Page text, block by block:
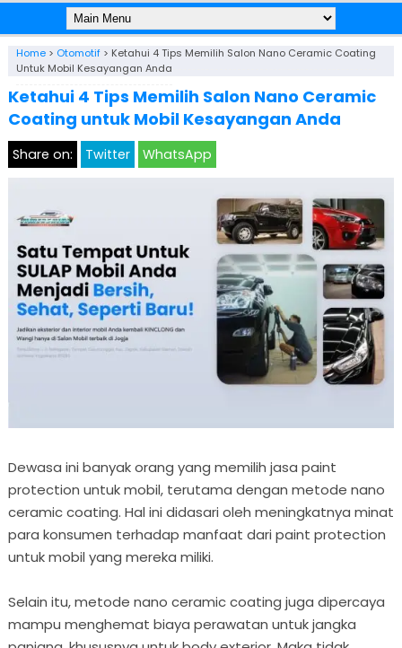
Home> Otomotif> Ketahui 4 Tips Memilih Salon Nano Ceramic Coating
Untuk Mobil Kesayangan Anda
Ketahui 4 Tips Memilih Salon Nano Ceramic
Coating untuk Mobil Kesayangan Anda
Share on: Twitter WhatsApp
Dewasa ini banyak orang yang memilih jasa paint
protection untuk mobil, terutama dengan metode nano
ceramic coating. Hal ini didasari oleh meningkatnya minat
para konsumen terhadap manfaat dari paint protection
untuk mobil yang mereka miliki.
Selain itu, metode nano ceramic coating juga dipercaya
mampu menghemat biaya perawatan untuk jangka